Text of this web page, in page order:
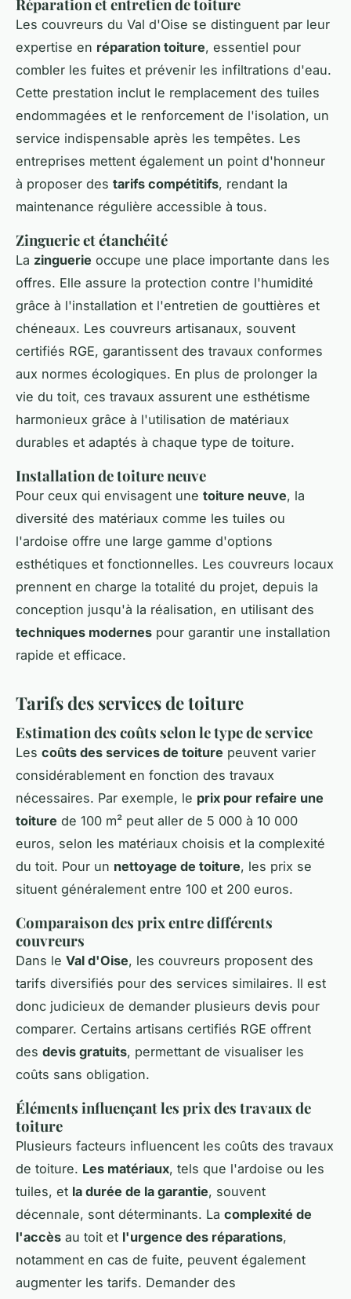
Réparation et entretien de toiture
Les couvreurs du Val d'Oise se distinguent par leur
expertise en réparation toiture, essentiel pour
combler les fuites et prévenir les infiltrations d'eau.
Cette prestation inclut le remplacement des tuiles
endommagées et le renforcement de l'isolation, un
service indispensable après les tempêtes. Les
entreprises mettent également un point d'honneur
à proposer des tarifs compétitifs, rendant la
maintenance régulière accessible à tous.
Zinguerie et étanchéité
La zinguerie occupe une place importante dans les
offres. Elle assure la protection contre l'humidité
grâce à l'installation et l'entretien de gouttières et
chéneaux. Les couvreurs artisanaux, souvent
certifiés RGE, garantissent des travaux conformes
aux normes écologiques. En plus de prolonger la
vie du toit, ces travaux assurent une esthétisme
harmonieux grâce à l'utilisation de matériaux
durables et adaptés à chaque type de toiture.
Installation de toiture neuve
Pour ceux qui envisagent une toiture neuve, la
diversité des matériaux comme les tuiles ou
l'ardoise offre une large gamme d'options
esthétiques et fonctionnelles. Les couvreurs locaux
prennent en charge la totalité du projet, depuis la
conception jusqu'à la réalisation, en utilisant des
techniques modernes pour garantir une installation
rapide et efficace.
Tarifs des services de toiture
Estimation des coûts selon le type de service
Les coûts des services de toiture peuvent varier
considérablement en fonction des travaux
nécessaires. Par exemple, le prix pour refaire une
toiture de 100 m² peut aller de 5 000 à 10 000
euros, selon les matériaux choisis et la complexité
du toit. Pour un nettoyage de toiture, les prix se
situent généralement entre 100 et 200 euros.
Comparaison des prix entre différents
couvreurs
Dans le Val d'Oise, les couvreurs proposent des
tarifs diversifiés pour des services similaires. Il est
donc judicieux de demander plusieurs devis pour
comparer. Certains artisans certifiés RGE offrent
des devis gratuits, permettant de visualiser les
coûts sans obligation.
Éléments influençant les prix des travaux de
toiture
Plusieurs facteurs influencent les coûts des travaux
de toiture. Les matériaux, tels que l'ardoise ou les
tuiles, et la durée de la garantie, souvent
décennale, sont déterminants. La complexité de
l'accès au toit et l'urgence des réparations,
notamment en cas de fuite, peuvent également
augmenter les tarifs. Demander des